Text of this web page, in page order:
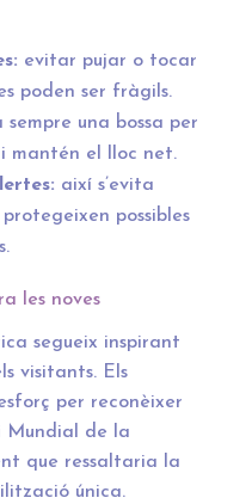
evitar pujar o tocar
poden ser fràgils.
sempre una bossa per
mantén el lloc net.
així s’evita
possibles
les noves
segueix inspirant
visitants. Els
per reconèixer
Mundial de la
que ressaltaria la
única.